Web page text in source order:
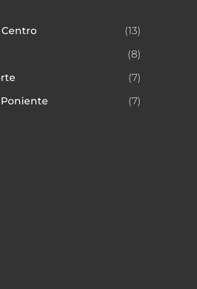
Centro
(13)
(8)
(7)
(7)